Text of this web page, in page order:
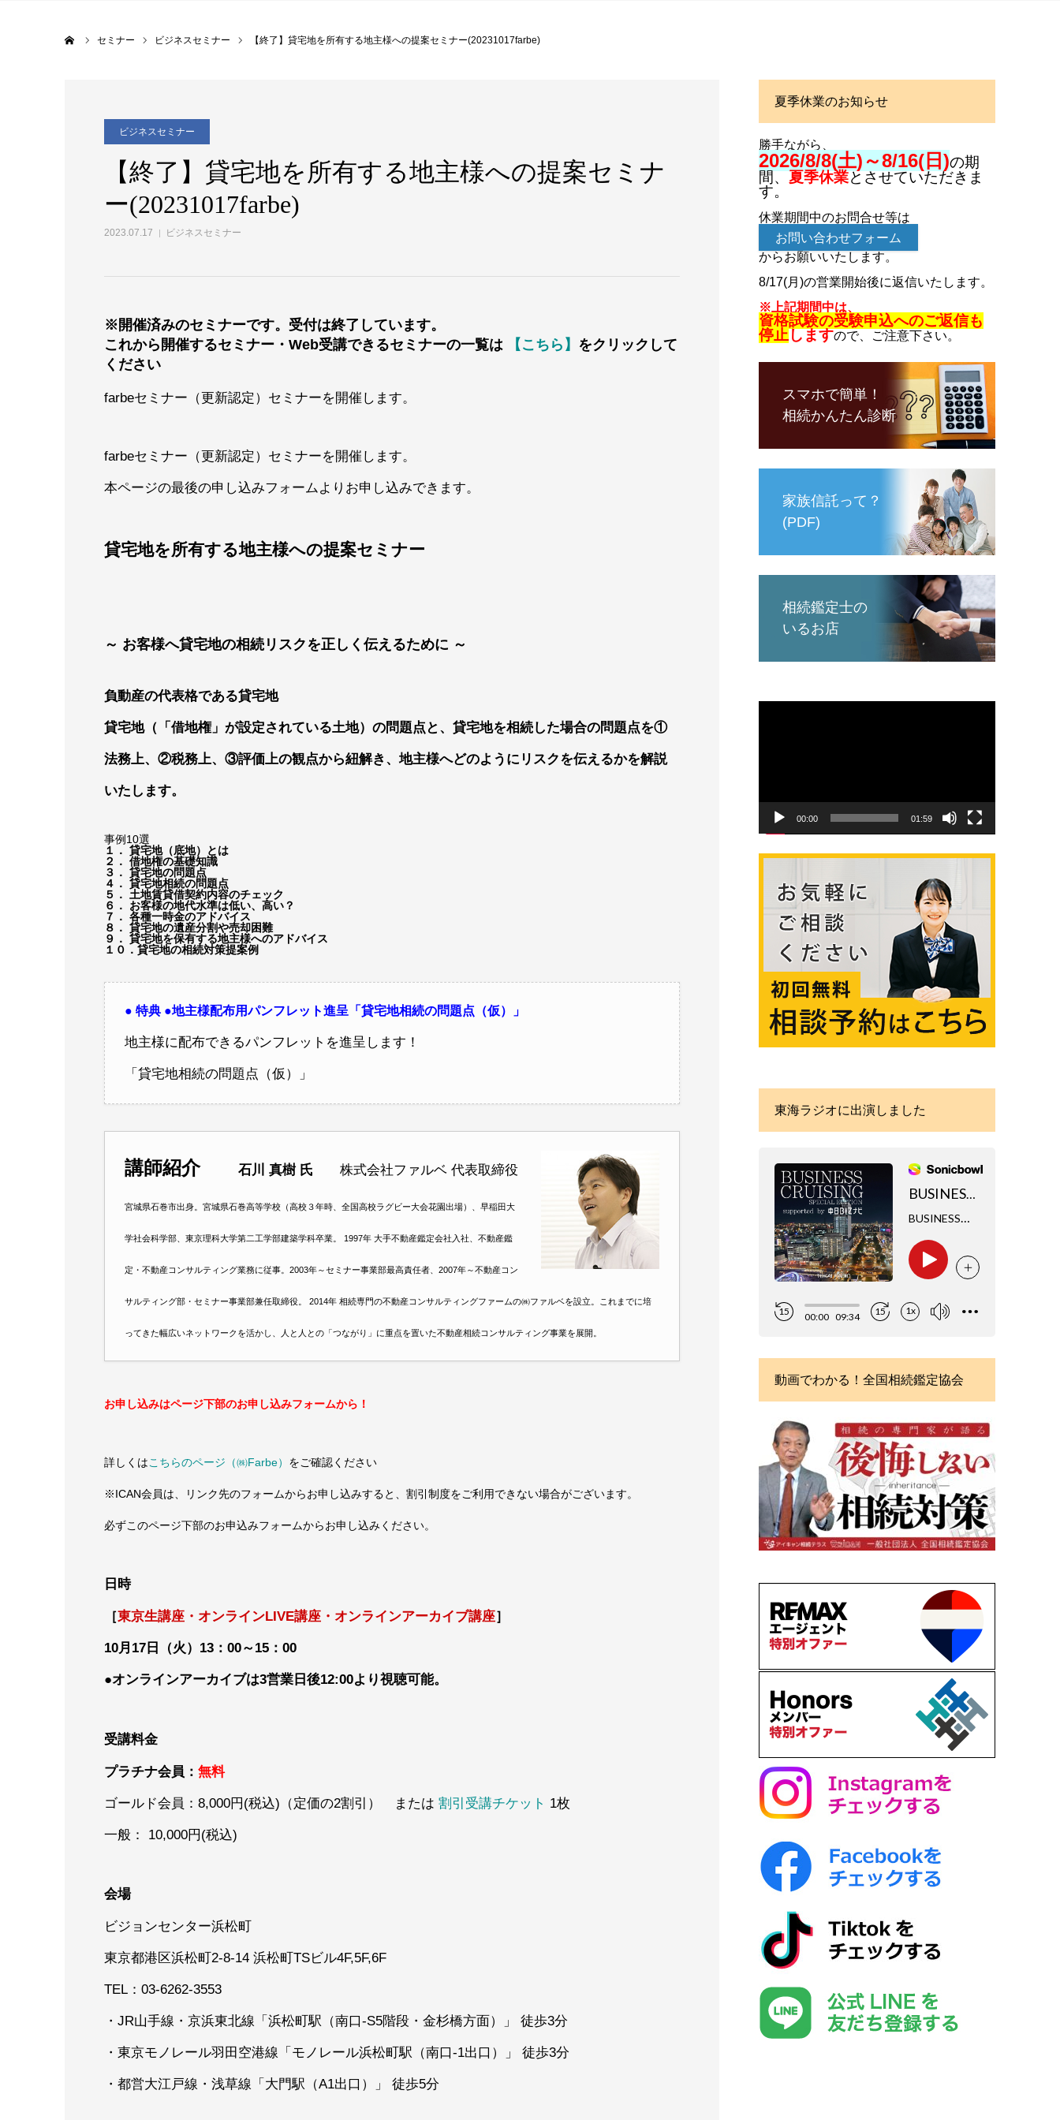
セミナー ビジネスセミナー 【終了】貸宅地を所有する地主様への提案セミナー(20231017farbe)
ビジネスセミナー
【終了】貸宅地を所有する地主様への提案セミナ
ー(20231017farbe)
2023.07.17 ビジネスセミナー
※開催済みのセミナーです。受付は終了しています。
これから開催するセミナー・Web受講できるセミナーの一覧は
【こちら】 をクリックして
ください
farbeセミナー（更新認定）セミナーを開催します。
farbeセミナー（更新認定）セミナーを開催します。
本ページの最後の申し込みフォームよりお申し込みできます。
貸宅地を所有する地主様への提案セミナー
～ お客様へ貸宅地の相続リスクを正しく伝えるために ～
負動産の代表格である貸宅地
貸宅地（「借地権」が設定されている土地）の問題点と、貸宅地を相続した場合の問題点を①
法務上、②税務上、③評価上の観点から紐解き、地主様へどのようにリスクを伝えるかを解説
いたします。
事例10選
１． 貸宅地（底地）とは
２． 借地権の基礎知識
３． 貸宅地の問題点
４． 貸宅地相続の問題点
５． 土地賃貸借契約内容のチェック
６． お客様の地代水準は低い、高い？
７． 各種一時金のアドバイス
８． 貸宅地の遺産分割や売却困難
９． 貸宅地を保有する地主様へのアドバイス
１０．貸宅地の相続対策提案例
● 特典 ●地主様配布用パンフレット進呈「貸宅地相続の問題点（仮）」
地主様に配布できるパンフレットを進呈します！
「貸宅地相続の問題点（仮）」
講師紹介石川 真樹 氏 株式会社ファルベ 代表取締役
宮城県石巻市出身。宮城県石巻高等学校（高校３年時、全国高校ラグビー大会花園出場）、早稲田大
学社会科学部、東京理科大学第二工学部建築学科卒業。 1997年 大手不動産鑑定会社入社、不動産鑑
定・不動産コンサルティング業務に従事。2003年～セミナー事業部最高責任者、2007年～不動産コン
サルティング部・セミナー事業部兼任取締役。 2014年 相続専門の不動産コンサルティングファームの㈱ファルベを設立。これまでに培
ってきた幅広いネットワークを活かし、人と人との「つながり」に重点を置いた不動産相続コンサルティング事業を展開。
お申し込みはページ下部のお申し込みフォームから！
詳しくはこちらのページ（㈱Farbe） をご確認ください
※ICAN会員は、リンク先のフォームからお申し込みすると、割引制度をご利用できない場合がございます。
必ずこのページ下部のお申込みフォームからお申し込みください。
日時
［東京生講座・オンラインLIVE講座・オンラインアーカイブ講座］
10月17日（火）13：00～15：00
●オンラインアーカイブは3営業日後12:00より視聴可能。
受講料金
プラチナ会員： 無料
ゴールド会員：8,000円(税込)（定価の2割引） または 割引受講チケット 1枚
一般： 10,000円(税込)
会場
ビジョンセンター浜松町
東京都港区浜松町2-8-14 浜松町TSビル4F,5F,6F
TEL：03-6262-3553
・JR山手線・京浜東北線「浜松町駅（南口-S5階段・金杉橋方面）」 徒歩3分
・東京モノレール羽田空港線「モノレール浜松町駅（南口-1出口）」 徒歩3分
・都営大江戸線・浅草線「大門駅（A1出口）」 徒歩5分
夏季休業のお知らせ
勝手ながら、
2026/8/8(土)～8/16(日)の期
間、 夏季休業とさせていただきま
す。
休業期間中のお問合せ等は
お問い合わせフォーム
からお願いいたします。
8/17(月)の営業開始後に返信いたします。
※上記期間中は、
資格試験の受験申込へのご返信も
停止しますので、ご注意下さい。
スマホで簡単！
相続かんたん診断
家族信託って？
(PDF)
相続鑑定士の
いるお店
動
00:00 01:59
東海ラジオに出演しました
動画でわかる！全国相続鑑定協会